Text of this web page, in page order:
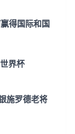
得国际和国
界杯
施罗德老将